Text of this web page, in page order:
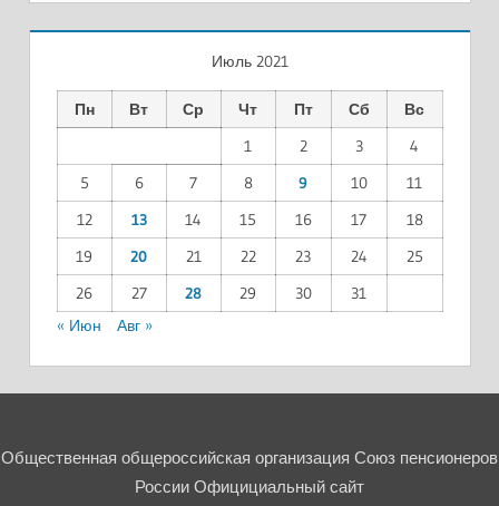
Июль 2021
Пн Вт Ср Чт Пт Сб
Вс
1
2 3
4
5
6 7 8 9 10
11
12
13 14 15 16 17
18
19
20 21 22 23 24
25
26
27 28 29 30
31
« Июн
Авг »
Общественная общероссийская организация Союз пенсионеров
России Официциальный сайт